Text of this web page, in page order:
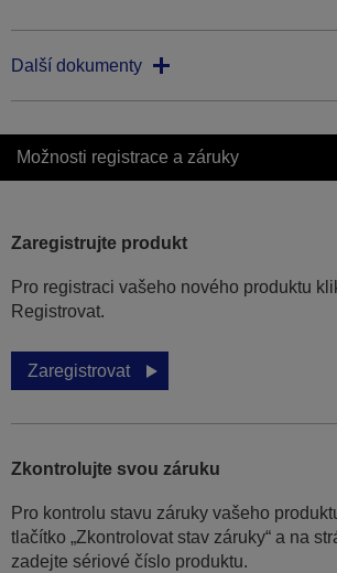
Další dokumenty
Možnosti registrace a záruky
Zaregistrujte produkt
Pro registraci vašeho nového produktu
Registrovat.
Zaregistrovat
Zkontrolujte svou záruku
Pro kontrolu stavu záruky vašeho
tlačítko „Zkontrolovat stav záruky“ a na
zadejte sériové číslo produktu.